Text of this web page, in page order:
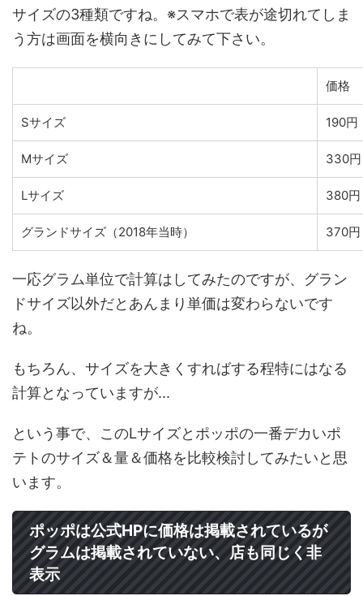
サイズの3種類ですね。※スマホで表が途切れてしま
う方は画面を横向きにしてみて下さい。
価格
Sサイズ 190円
Mサイズ 330円
Lサイズ 380円
グランドサイズ（2018年当時） 370円
一応グラム単位で計算はしてみたのですが、グラン
ドサイズ以外だとあんまり単価は変わらないです
ね。
もちろん、サイズを大きくすればする程特にはなる
計算となっていますが...
という事で、このLサイズとポッポの一番デカいポ
テトのサイズ＆量＆価格を比較検討してみたいと思
います。
ポッポは公式HPに価格は掲載されているが
グラムは掲載されていない、店も同じく非
表示